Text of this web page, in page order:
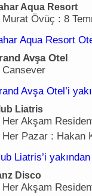
Aqua Resort
Murat Övüç : 8
Aqua Resort
Avşa Otel
Cansever
Avşa Otel’i
Liatris
Her Akşam
Her Pazar : Hakan
Liatris’i
Disco
Her Akşam